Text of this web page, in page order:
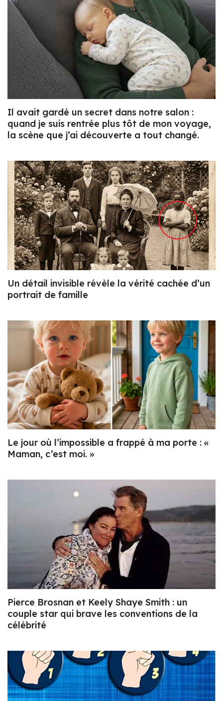
Il avait gardé un secret dans notre salon :
quand je suis rentrée plus tôt de mon voyage,
la scène que j’ai découverte a tout changé.
Un détail invisible révèle la vérité cachée d’un
portrait de famille
Le jour où l’impossible a frappé à ma porte : «
Maman, c’est moi. »
Pierce Brosnan et Keely Shaye Smith : un
couple star qui brave les conventions de la
célébrité